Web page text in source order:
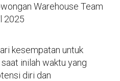
Warehouse Team
2025
kesempatan untuk
inilah waktu yang
diri dan